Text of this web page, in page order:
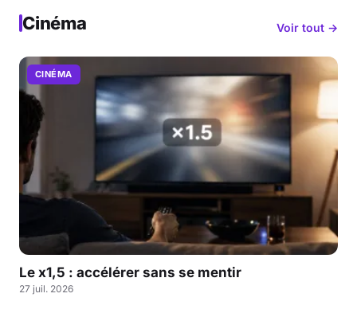
Cinéma Voir tout →
CINÉMA
Le x1,5 : accélérer sans se mentir
27 juil. 2026